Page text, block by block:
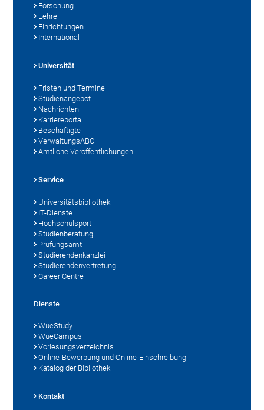
Forschung
Lehre
Einrichtungen
International
Universität
Fristen und Termine
Studienangebot
Nachrichten
Karriereportal
Beschäftigte
VerwaltungsABC
Amtliche Veröffentlichungen
Service
Universitätsbibliothek
IT-Dienste
Hochschulsport
Studienberatung
Prüfungsamt
Studierendenkanzlei
Studierendenvertretung
Career Centre
Dienste
WueStudy
WueCampus
Vorlesungsverzeichnis
Online-Bewerbung und Online-Einschreibung
Katalog der Bibliothek
Kontakt